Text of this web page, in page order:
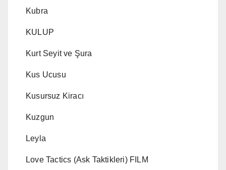
Kubra
KULUP
Kurt Seyit ve Şura
Kus Ucusu
Kusursuz Kiracı
Kuzgun
Leyla
Love Tactics (Ask Taktikleri) FILM